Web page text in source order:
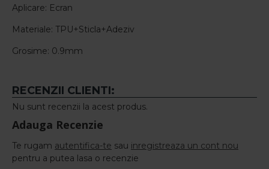
Aplicare: Ecran
Materiale: TPU+Sticla+Adeziv
Grosime: 0.9mm
RECENZII CLIENTI:
Nu sunt recenzii la acest produs.
Adauga Recenzie
Te rugam autentifica-te sau inregistreaza un cont nou
pentru a putea lasa o recenzie